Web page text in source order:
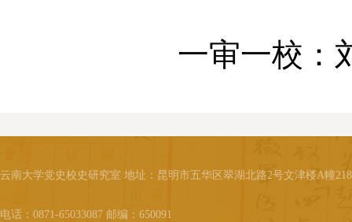
一审一校：
云南大学党史校史研究室 地址：昆明市五华区翠湖北路2号文津楼A幢
电话：0871-65033087 邮编：650091